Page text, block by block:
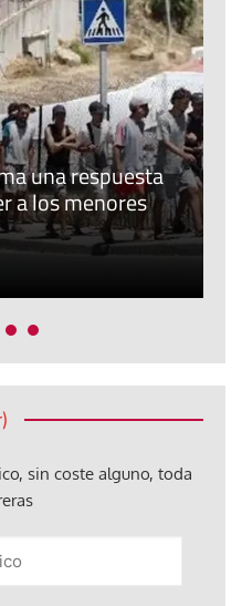
una respuesta
a los menores
sin coste alguno, toda